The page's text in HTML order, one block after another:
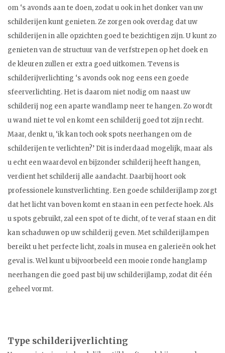
om ‘s avonds aan te doen, zodat u ook in het donker van uw
schilderijen kunt genieten. Ze zorgen ook overdag dat uw
schilderijen in alle opzichten goed te bezichtigen zijn. U kunt zo
genieten van de structuur van de verfstrepen op het doek en
de kleuren zullen er extra goed uitkomen. Tevens is
schilderijverlichting ‘s avonds ook nog eens een goede
sfeerverlichting. Het is daarom niet nodig om naast uw
schilderij nog een aparte wandlamp neer te hangen. Zo wordt
u wand niet te vol en komt een schilderij goed tot zijn recht.
Maar, denkt u, ‘ik kan toch ook spots neerhangen om de
schilderijen te verlichten?’ Dit is inderdaad mogelijk, maar als
u echt een waardevol en bijzonder schilderij heeft hangen,
verdient het schilderij alle aandacht. Daarbij hoort ook
professionele kunstverlichting. Een goede schilderijlamp zorgt
dat het licht van boven komt en staan in een perfecte hoek. Als
u spots gebruikt, zal een spot of te dicht, of te veraf staan en dit
kan schaduwen op uw schilderij geven. Met schilderijlampen
bereikt u het perfecte licht, zoals in musea en galerieën ook het
geval is. Wel kunt u bijvoorbeeld een mooie ronde hanglamp
neerhangen die goed past bij uw schilderijlamp, zodat dit één
geheel vormt.
Type schilderijverlichting